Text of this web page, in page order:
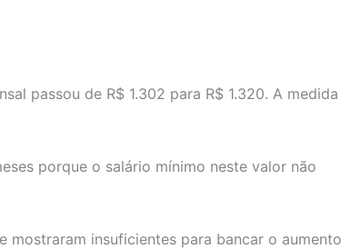
passou de R$ 1.302 para R$ 1.320. A medida
porque o salário mínimo neste valor não
mostraram insuficientes para bancar o aumento